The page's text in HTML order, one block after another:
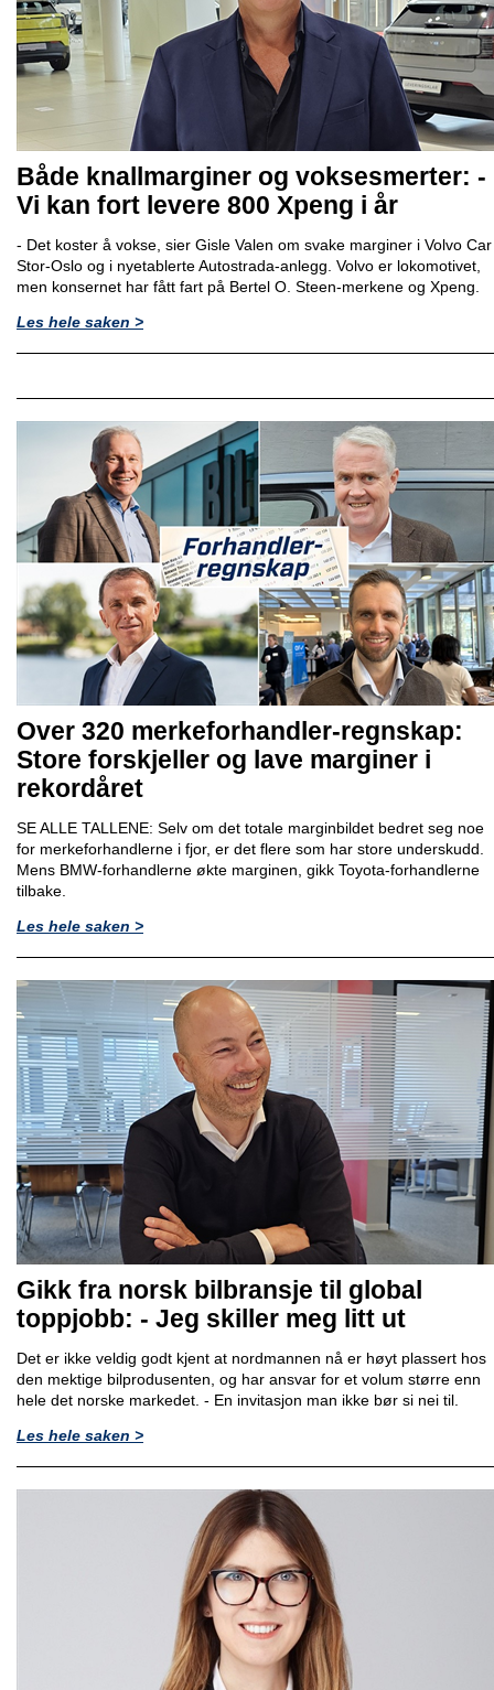
Både knallmarginer og voksesmerter: -
Vi kan fort levere 800 Xpeng i år
- Det koster å vokse, sier Gisle Valen om svake marginer i Volvo Car
Stor-Oslo og i nyetablerte Autostrada-anlegg. Volvo er lokomotivet,
men konsernet har fått fart på Bertel O. Steen-merkene og Xpeng.
Les hele saken >
Over 320 merkeforhandler-regnskap:
Store forskjeller og lave marginer i
rekordåret
SE ALLE TALLENE: Selv om det totale marginbildet bedret seg noe
for merkeforhandlerne i fjor, er det flere som har store underskudd.
Mens BMW-forhandlerne økte marginen, gikk Toyota-forhandlerne
tilbake.
Les hele saken >
Gikk fra norsk bilbransje til global
toppjobb: - Jeg skiller meg litt ut
Det er ikke veldig godt kjent at nordmannen nå er høyt plassert hos
den mektige bilprodusenten, og har ansvar for et volum større enn
hele det norske markedet. - En invitasjon man ikke bør si nei til.
Les hele saken >